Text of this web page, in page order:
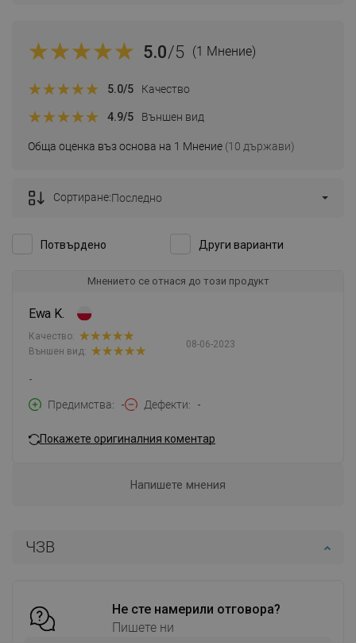
ЧЗВ
Не сте намерили отговора?
Пишете ни
5.0/5 (1 Мнение)
Обща оценка въз основа на 1 Мнение (10 държави)
5.0/5 Качество
4.9/5 Външен вид
Потвърдено Други варианти
Сортиране:Последно
Мнението се отнася до този продукт
Ewa K.
08-06-2023
Качество:
Външен вид:
-
Предимства
- Дефекти -
Покажете оригиналния коментар
Напишете мнения